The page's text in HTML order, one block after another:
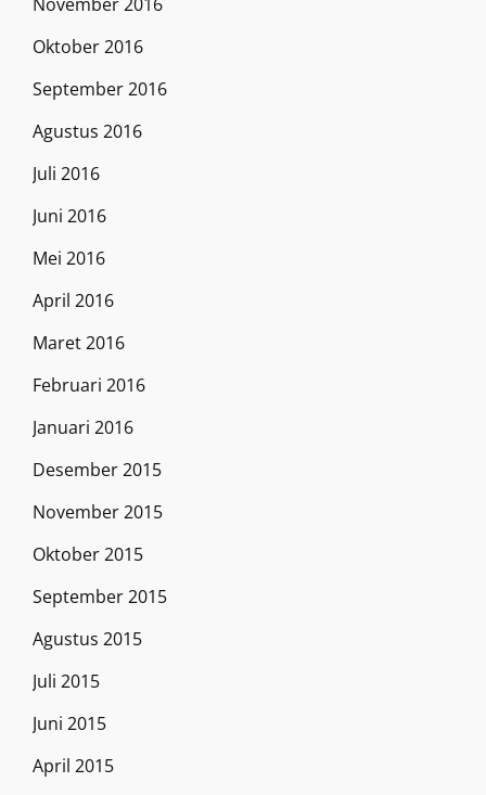
Oktober 2016
September 2016
Agustus 2016
Juli 2016
Juni 2016
Mei 2016
April 2016
Maret 2016
Februari 2016
Januari 2016
Desember 2015
November 2015
Oktober 2015
September 2015
Agustus 2015
Juli 2015
Juni 2015
April 2015